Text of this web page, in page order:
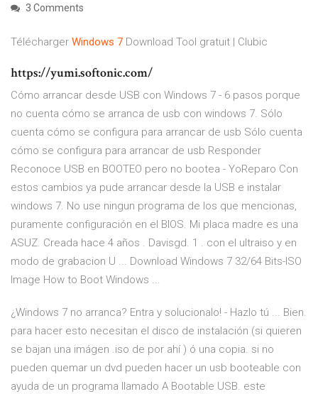
3 Comments
Télécharger Windows 7 Download Tool gratuit | Clubic
https://yumi.softonic.com/
Cómo arrancar desde USB con Windows 7 - 6 pasos porque
no cuenta cómo se arranca de usb con windows 7. Sólo
cuenta cómo se configura para arrancar de usb Sólo cuenta
cómo se configura para arrancar de usb Responder
Reconoce USB en BOOTEO pero no bootea - YoReparo Con
estos cambios ya pude arrancar desde la USB e instalar
windows 7. No use ningun programa de los que mencionas,
puramente configuración en el BIOS. Mi placa madre es una
ASUZ. Creada hace 4 años . Davisgd. 1 . con el ultraiso y en
modo de grabacion U ... Download Windows 7 32/64 Bits-ISO
Image How to Boot Windows ...
¿Windows 7 no arranca? Entra y solucionalo! - Hazlo tú ... Bien.
para hacer esto necesitan el disco de instalación (si quieren
se bajan una imágen .iso de por ahí ) ó una copia. si no
pueden quemar un dvd pueden hacer un usb booteable con
ayuda de un programa llamado A Bootable USB. este